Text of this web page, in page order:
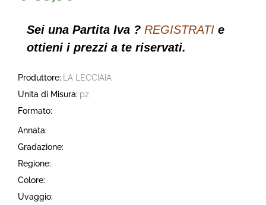
Sei una Partita Iva ? REGISTRATI e
ottieni i prezzi a te riservati.
Produttore:
LA LECCIAIA
Unita di Misura: pz
Formato:
Annata:
Gradazione:
Regione:
Colore:
Uvaggio: